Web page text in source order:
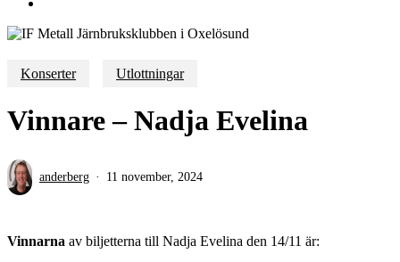
Konserter Utlottningar
Vinnare – Nadja Evelina
anderberg 11 november, 2024
Vinnarna av biljetterna till Nadja Evelina den 14/11 är: